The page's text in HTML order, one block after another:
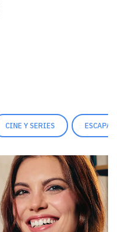
CINE Y SERIES